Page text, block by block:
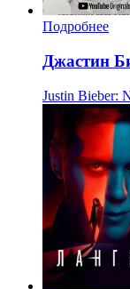
Подробнее
Джастин
Justin Bieber: